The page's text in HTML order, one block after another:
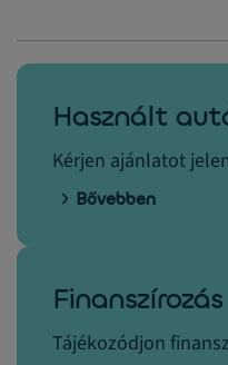
Használt
Kérjen ajánlatot
Bővebben
Finanszírozás
Tájékozódjon